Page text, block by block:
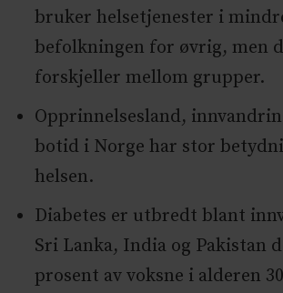
helseinformasjon og
undervisningsmateriell til
behov.
bruker helsetjenester i
befolkningen for øvrig, men
forskjeller mellom grupper.
Opprinnelsesland,
botid i Norge har stor
helsen.
Diabetes er utbredt blant
Sri Lanka, India og Pakistan
prosent av voksne i alderen